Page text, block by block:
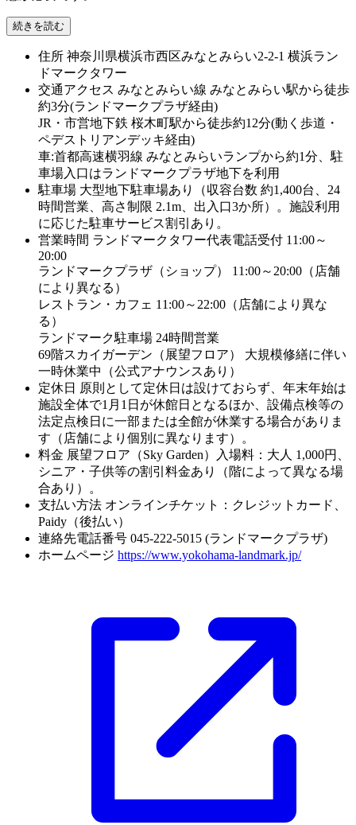
続きを読む
住所 神奈川県横浜市西区みなとみらい2-2-1 横浜ラン
ドマークタワー
交通アクセス みなとみらい線 みなとみらい駅から徒歩
約3分(ランドマークプラザ経由)
JR・市営地下鉄 桜木町駅から徒歩約12分(動く歩道・
ペデストリアンデッキ経由)
車:首都高速横羽線 みなとみらいランプから約1分、駐
車場入口はランドマークプラザ地下を利用
駐車場 大型地下駐車場あり（収容台数 約1,400台、24
時間営業、高さ制限 2.1m、出入口3か所）。施設利用
に応じた駐車サービス割引あり。
営業時間 ランドマークタワー代表電話受付 11:00～
20:00
ランドマークプラザ（ショップ） 11:00～20:00（店舗
により異なる）
レストラン・カフェ 11:00～22:00（店舗により異な
る）
ランドマーク駐車場 24時間営業
69階スカイガーデン（展望フロア） 大規模修繕に伴い
一時休業中（公式アナウンスあり）
定休日 原則として定休日は設けておらず、年末年始は
施設全体で1月1日が休館日となるほか、設備点検等の
法定点検日に一部または全館が休業する場合がありま
す（店舗により個別に異なります）。
料金 展望フロア（Sky Garden）入場料：大人 1,000円、
シニア・子供等の割引料金あり（階によって異なる場
合あり）。
支払い方法 オンラインチケット：クレジットカード、
Paidy（後払い）
連絡先電話番号 045-222-5015 (ランドマークプラザ)
ホームページ https://www.yokohama-landmark.jp/